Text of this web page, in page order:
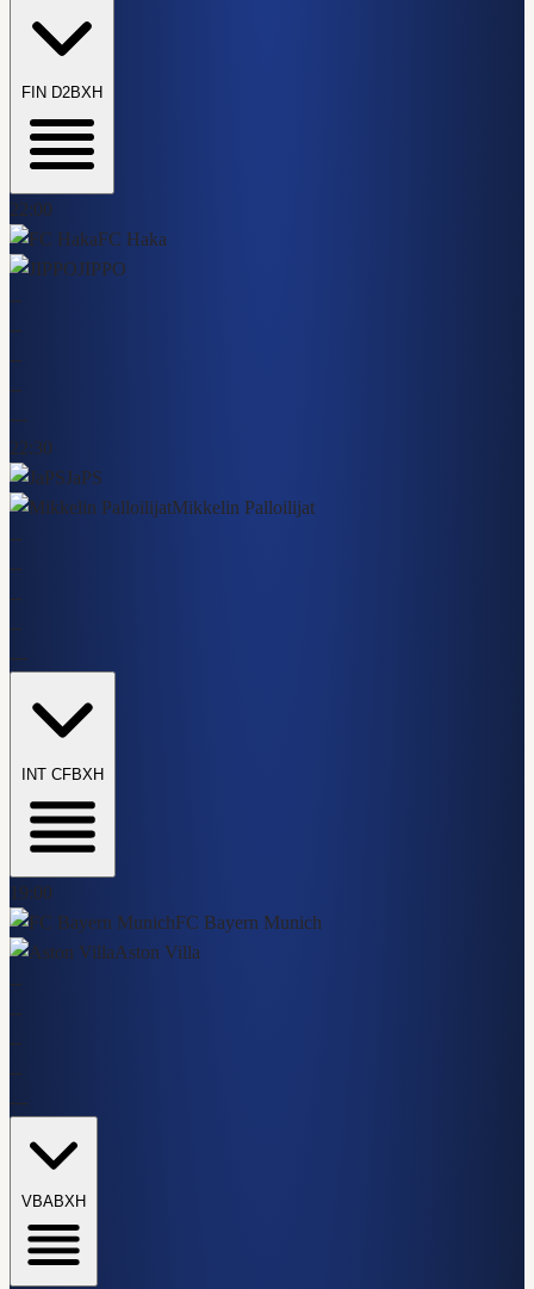
FIN D2
22:00
FC Haka
JIPPO
--
--
--
--
---
22:30
JaPS
Mikkelin Palloilijat
--
--
--
--
---
INT CF
19:00
FC Bayern Munich
Aston Villa
--
--
--
--
---
VBA